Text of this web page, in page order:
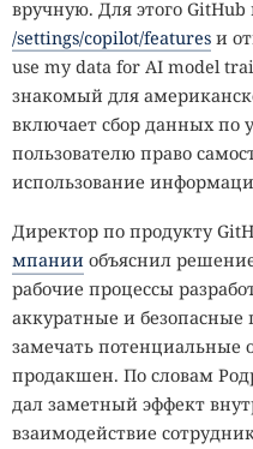
вручную. Для этого
/settings/copilot/features и
use my data for AI model
знакомый для
включает сбор данных по
пользователю право
использование
Директор по продукту
мпании объяснил
рабочие процессы
аккуратные и
замечать потенциальные
продакшен. По словам
дал заметный эффект
взаимодействие